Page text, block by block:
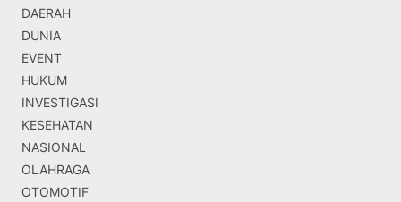
DAERAH
DUNIA
EVENT
HUKUM
INVESTIGASI
KESEHATAN
NASIONAL
OLAHRAGA
OTOMOTIF